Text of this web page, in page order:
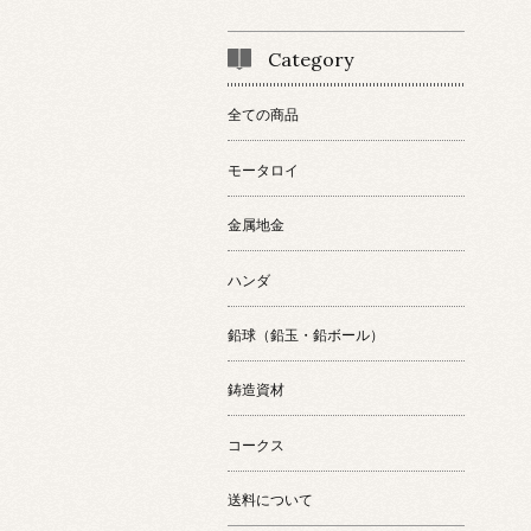
Category
全ての商品
モータロイ
金属地金
ハンダ
鉛球（鉛玉・鉛ボール）
鋳造資材
コークス
送料について